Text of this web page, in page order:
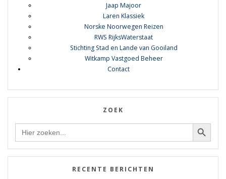
Jaap Majoor
Laren Klassiek
Norske Noorwegen Reizen
RWS RijksWaterstaat
Stichting Stad en Lande van Gooiland
Witkamp Vastgoed Beheer
Contact
ZOEK
Zoek Zoekknop
RECENTE BERICHTEN